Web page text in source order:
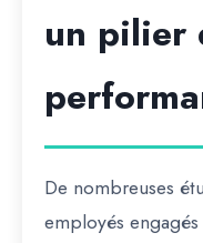
un pilier
De nombreuses
employés